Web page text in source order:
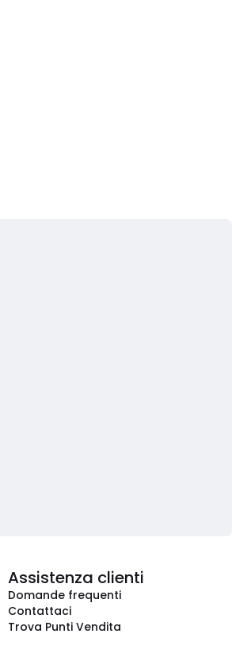
Assistenza clienti
Domande frequenti
Contattaci
Trova Punti Vendita